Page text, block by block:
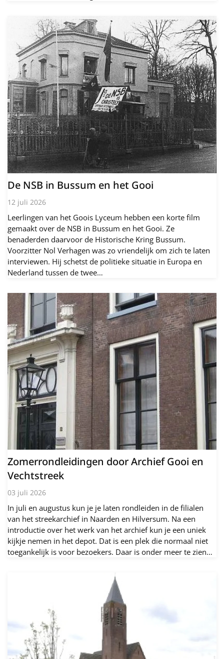
De NSB in Bussum en het Gooi
12 juli 2026
Leerlingen van het Goois Lyceum hebben een korte film
gemaakt over de NSB in Bussum en het Gooi. Ze
benaderden daarvoor de Historische Kring Bussum.
Voorzitter Nol Verhagen was zo vriendelijk om zich te laten
interviewen. Hij schetst de politieke situatie in Europa en
Nederland tussen de twee…
Zomerrondleidingen door Archief Gooi en
Vechtstreek
03 juli 2026
In juli en augustus kun je je laten rondleiden in de filialen
van het streekarchief in Naarden en Hilversum. Na een
introductie over het werk van het archief kun je een uniek
kijkje nemen in het depot. Dat is een plek die normaal niet
toegankelijk is voor bezoekers. Daar is onder meer te zien…